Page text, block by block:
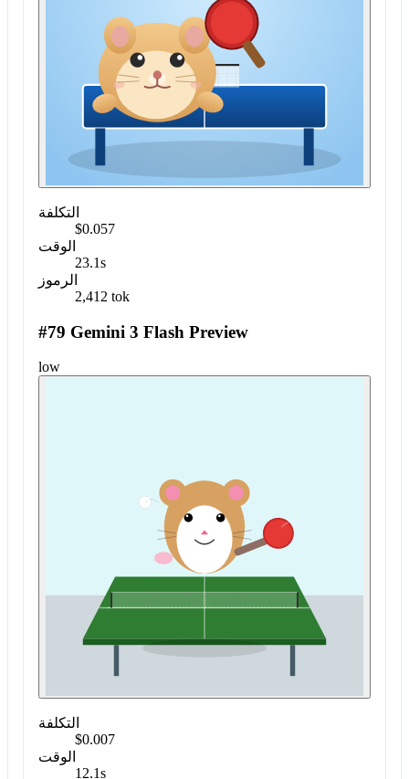
التكلفة
$0.057
الوقت
23.1s
الرموز
2,412 tok
#79 Gemini 3 Flash Preview
low
التكلفة
$0.007
الوقت
12.1s